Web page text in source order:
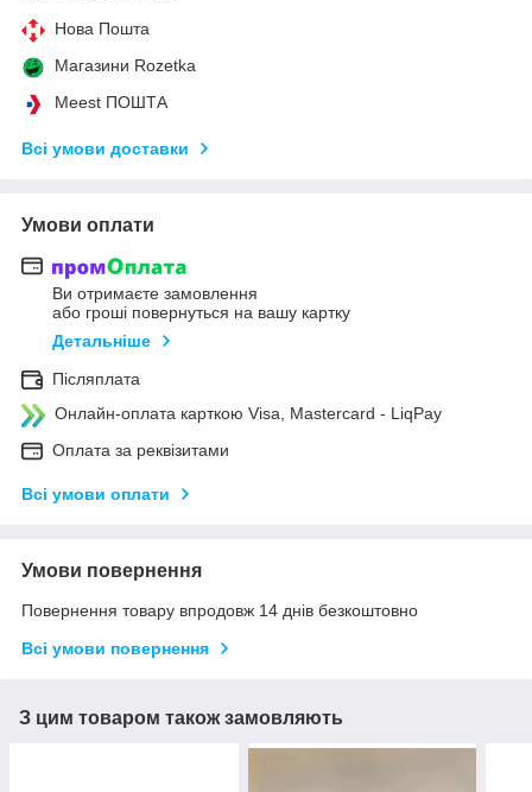
Нова Пошта
Магазини Rozetka
Meest ПОШТА
Всі умови доставки
Умови оплати
Ви отримаєте замовлення
або гроші повернуться на вашу картку
Детальніше
Післяплата
Онлайн-оплата карткою Visa, Mastercard - LiqPay
Оплата за реквізитами
Всі умови оплати
Умови повернення
Повернення товару впродовж 14 днів безкоштовно
Всі умови повернення
З цим товаром також замовляють